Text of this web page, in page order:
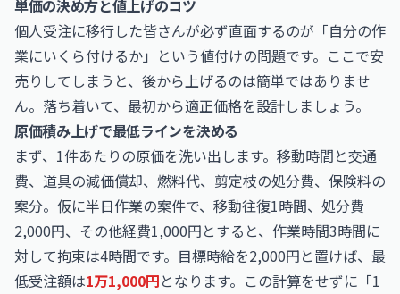
単価の決め方と値上げのコツ
個人受注に移行した皆さんが必ず直面するのが「自分の作
業にいくら付けるか」という値付けの問題です。ここで安
売りしてしまうと、後から上げるのは簡単ではありませ
ん。落ち着いて、最初から適正価格を設計しましょう。
原価積み上げで最低ラインを決める
まず、1件あたりの原価を洗い出します。移動時間と交通
費、道具の減価償却、燃料代、剪定枝の処分費、保険料の
案分。仮に半日作業の案件で、移動往復1時間、処分費
2,000円、その他経費1,000円とすると、作業時間3時間に
対して拘束は4時間です。目標時給を2,000円と置けば、最
低受注額は1万1,000円となります。この計算をせずに「1